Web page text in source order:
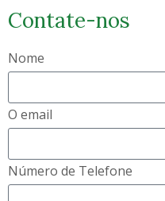
Contate-nos
Nome
O email
Número de Telefone